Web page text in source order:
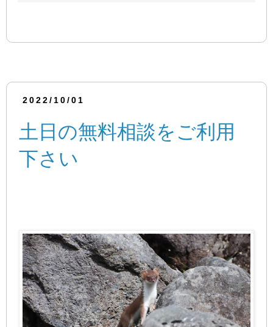
2022/10/01
土日の無料相談をご利用
下さい